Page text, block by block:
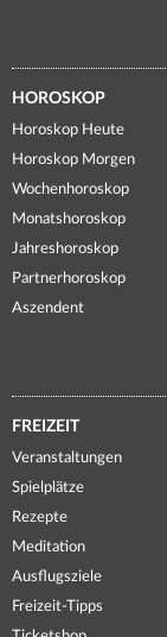
HOROSKOP
Horoskop Heute
Horoskop Morgen
Wochenhoroskop
Monatshoroskop
Jahreshoroskop
Partnerhoroskop
Aszendent
FREIZEIT
Veranstaltungen
Spielplätze
Rezepte
Meditation
Ausflugsziele
Freizeit-Tipps